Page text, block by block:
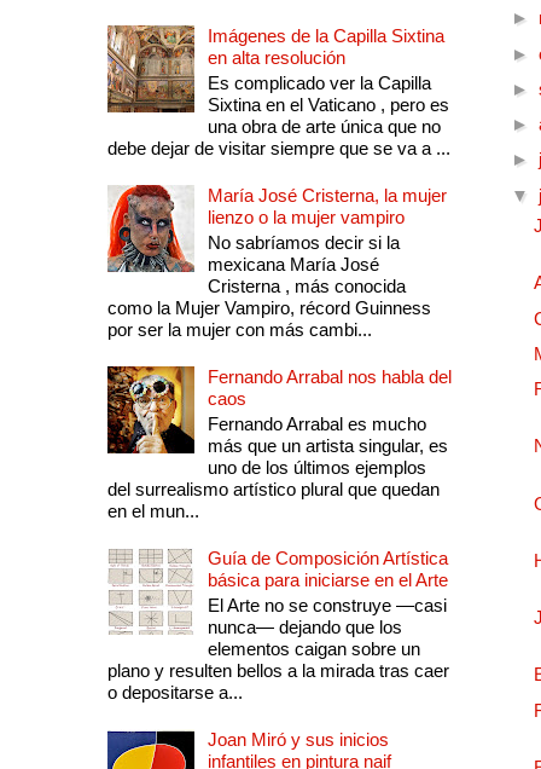
Imágenes de la Capilla Sixtina
en alta resolución
Es complicado ver la Capilla
Sixtina en el Vaticano , pero es
una obra de arte única que no
debe dejar de visitar siempre que se va a ...
María José Cristerna, la mujer
lienzo o la mujer vampiro
No sabríamos decir si la
mexicana María José
Cristerna , más conocida
como la Mujer Vampiro, récord Guinness
por ser la mujer con más cambi...
Fernando Arrabal nos habla del
caos
Fernando Arrabal es mucho
más que un artista singular, es
uno de los últimos ejemplos
del surrealismo artístico plural que quedan
en el mun...
Guía de Composición Artística
básica para iniciarse en el Arte
El Arte no se construye —casi
nunca— dejando que los
elementos caigan sobre un
plano y resulten bellos a la mirada tras caer
o depositarse a...
Joan Miró y sus inicios
infantiles en pintura naif
►
►
►
►
►
▼